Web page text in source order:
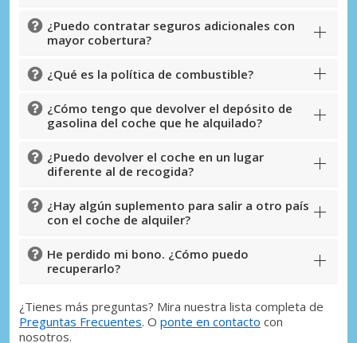
¿Puedo contratar seguros adicionales con
mayor cobertura?
¿Qué es la política de combustible?
¿Cómo tengo que devolver el depósito de
gasolina del coche que he alquilado?
¿Puedo devolver el coche en un lugar
diferente al de recogida?
¿Hay algún suplemento para salir a otro país
con el coche de alquiler?
He perdido mi bono. ¿Cómo puedo
recuperarlo?
¿Tienes más preguntas? Mira nuestra lista completa de
Preguntas Frecuentes. O ponte en contacto con
nosotros.